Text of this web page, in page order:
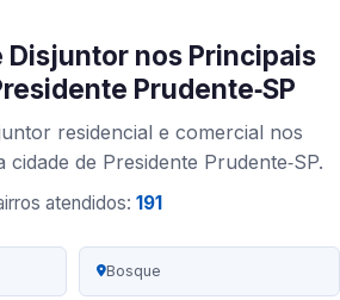
Disjuntor nos Principais
Prudente‑SP
residencial e comercial nos
de Presidente Prudente‑SP.
atendidos: 191
Bosque